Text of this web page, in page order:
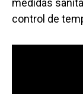
control de